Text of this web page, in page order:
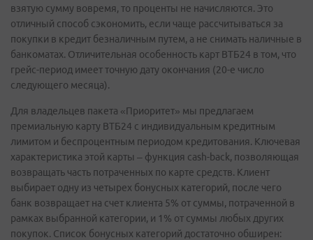
взятую сумму вовремя, то проценты не начисляются. Это
отличный способ сэкономить, если чаще рассчитываться за
покупки в кредит безналичным путем, а не снимать наличные в
банкоматах. Отличительная особенность карт ВТБ24 в том, что
грейс-период имеет точную дату окончания (20-е число
следующего месяца).
Для владельцев пакета «Приоритет» мы предлагаем
премиальную карту ВТБ24 с индивидуальным кредитным
лимитом и беспроцентным периодом кредитования. Ключевая
характеристика этой карты – функция cash-back, позволяющая
возвращать часть потраченных по карте средств. Клиент
выбирает одну из четырех бонусных категорий, после чего
банк возвращает на счет клиента 5% от суммы, потраченной в
рамках выбранной категории, и 1% от суммы любых других
покупок. Список бонусных категорий достаточно обширен: